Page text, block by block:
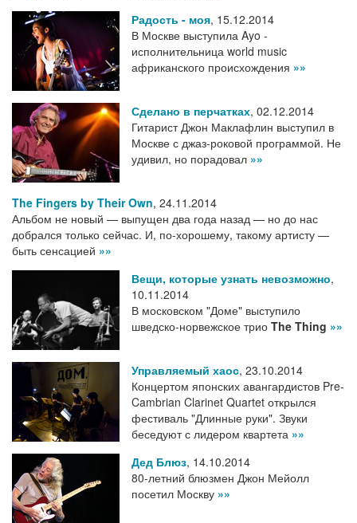
Радость - моя, 15.12.2014
В Москве выступила Ayo -
исполнительница world music
африканского происхождения »»
Сделано в перчатках, 02.12.2014
Гитарист Джон Маклафлин выступил в
Москве с джаз-роковой программой. Не
удивил, но порадовал »»
The Fingers by Their Own, 24.11.2014
Альбом не новый — выпущен два года назад — но до нас
добрался только сейчас. И, по-хорошему, такому артисту —
быть сенсацией »»
Вещи, которые узнать невозможно,
10.11.2014
В московском "Доме" выступило
шведско-норвежское трио The Thing »»
Управляемый хаос, 23.10.2014
Концертом японских авангардистов Pre-
Cambrian Clarinet Quartet открылся
фестиваль "Длинные руки". Звуки
беседуют с лидером квартета »»
Дед Блюз, 14.10.2014
80-летний блюзмен Джон Мейолл
посетил Москву »»